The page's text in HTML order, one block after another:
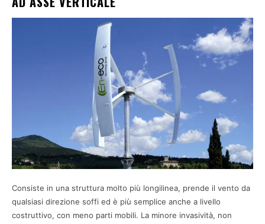
Consiste in una struttura molto più longilinea, prende il vento da
qualsiasi direzione soffi ed è più semplice anche a livello
costruttivo, con meno parti mobili. La minore invasività, non